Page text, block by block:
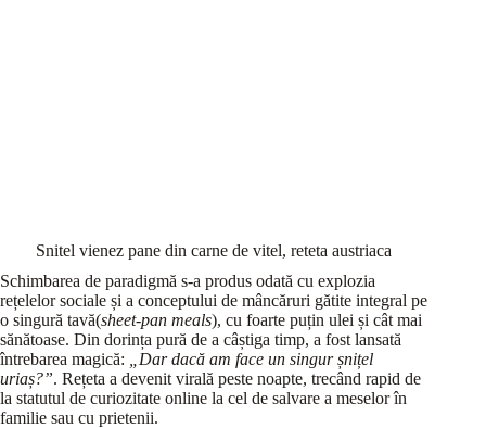
Snitel vienez pane din carne de vitel, reteta austriaca
Schimbarea de paradigmă s-a produs odată cu explozia
rețelelor sociale și a conceptului de mâncăruri gătite integral pe
o singură tavă(sheet-pan meals), cu foarte puțin ulei și cât mai
sănătoase. Din dorința pură de a câștiga timp, a fost lansată
întrebarea magică:
„Dar dacă am face un singur șnițel
uriaș?”. Rețeta a devenit virală peste noapte, trecând rapid de
la statutul de curiozitate online la cel de salvare a meselor în
familie sau cu prietenii.